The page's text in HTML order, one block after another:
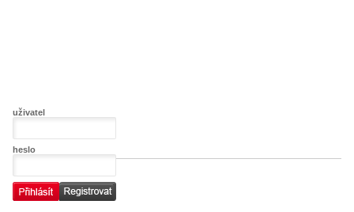
uživatel
heslo